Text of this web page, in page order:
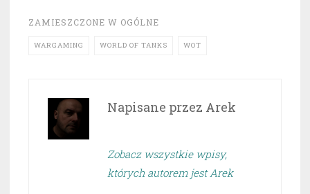
ZAMIESZCZONE W OGÓLNE
WARGAMING WORLD OF TANKS WOT
Napisane przez Arek
Zobacz wszystkie wpisy,
których autorem jest Arek